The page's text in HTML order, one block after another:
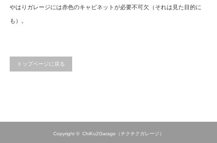
やはりガレージには赤色のキャビネットが必要不可欠（それは見た目的に
も）。
トップページに戻る
Copyright © ChiKu2Garage（チクチクガレージ）